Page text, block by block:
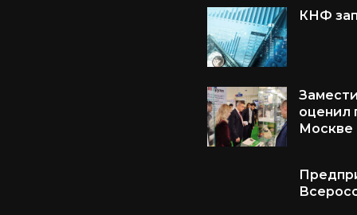
КНФ
оценил
Москве